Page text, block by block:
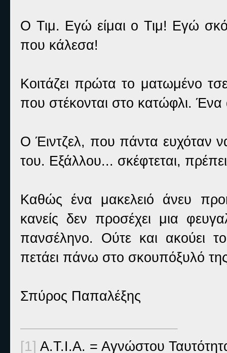
Ο Τιμ. Εγώ είμαι ο Τιμ! Εγώ
που κάλεσα!
Κοιτάζει πρώτα το ματωμένο
που στέκονται στο κατώφλι.
O Έιντζελ, που πάντα ευχόταν
του. Εξάλλου... σκέφτεται,
Καθώς ένα μακελειό άνευ
κανείς δεν προσέχει μια
πανσέληνο. Ούτε και ακούει
πετάει πάνω στο σκουπόξυλό
Σπύρος Παπαλέξης
[1] Α.Τ.Ι.Α. = Αγνώστου